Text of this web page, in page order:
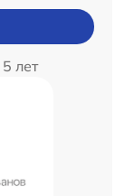
5 лет